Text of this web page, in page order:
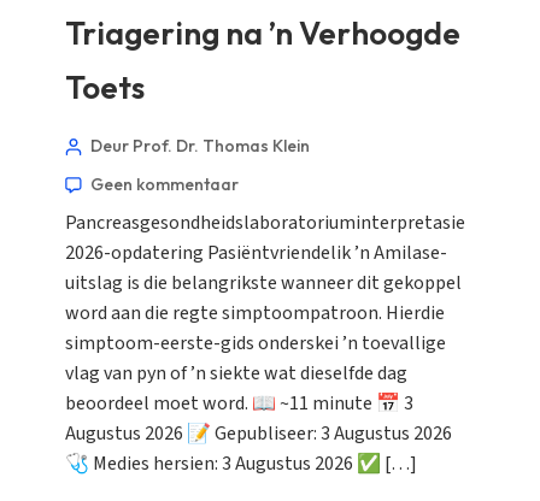
Triagering na ’n Verhoogde
Toets
Deur Prof. Dr. Thomas Klein
Geen kommentaar
Pancreasgesondheidslaboratoriuminterpretasie
2026-opdatering Pasiëntvriendelik ’n Amilase-
uitslag is die belangrikste wanneer dit gekoppel
word aan die regte simptoompatroon. Hierdie
simptoom-eerste-gids onderskei ’n toevallige
vlag van pyn of ’n siekte wat dieselfde dag
beoordeel moet word. 📖 ~11 minute 📅 3
Augustus 2026 📝 Gepubliseer: 3 Augustus 2026
🩺 Medies hersien: 3 Augustus 2026 ✅ […]